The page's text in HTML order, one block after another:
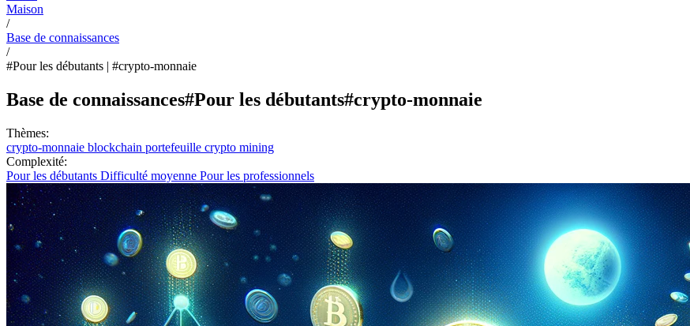
Maison
/
Base de connaissances
/
#Pour les débutants | #crypto-monnaie
Base de connaissances#Pour les débutants#crypto-monnaie
Thèmes:
crypto-monnaie blockchain portefeuille crypto mining
Complexité:
Pour les débutants Difficulté moyenne Pour les professionnels